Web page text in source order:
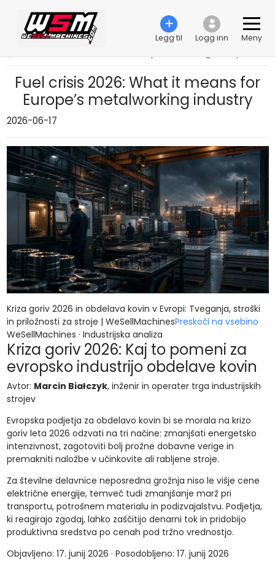
Legg til Logg inn Meny
Fuel crisis 2026: What it means for
Europe’s metalworking industry
2026-06-17
Kriza goriv 2026 in obdelava kovin v Evropi: Tveganja, stroški
in priložnosti za stroje | WeSellMachinesPreskoči na vsebino
WeSellMachines · Industrijska analiza
Kriza goriv 2026: Kaj to pomeni za
evropsko industrijo obdelave kovin
Avtor: Marcin Białczyk, inženir in operater trga industrijskih
strojev
Evropska podjetja za obdelavo kovin bi se morala na krizo
goriv leta 2026 odzvati na tri načine: zmanjšati energetsko
intenzivnost, zagotoviti bolj prožne dobavne verige in
premakniti naložbe v učinkovite ali rabljene stroje.
Za številne delavnice neposredna grožnja niso le višje cene
električne energije, temveč tudi zmanjšanje marž pri
transportu, potrošnem materialu in podizvajalstvu. Podjetja,
ki reagirajo zgodaj, lahko zaščitijo denarni tok in pridobijo
produktivna sredstva po cenah pod tržno vrednostjo.
Objavljeno: 17. junij 2026 · Posodobljeno: 17. junij 2026